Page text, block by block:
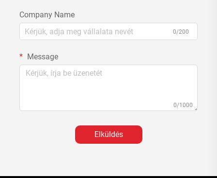
Company Name
0/200
Message
0/1000
Elküldés